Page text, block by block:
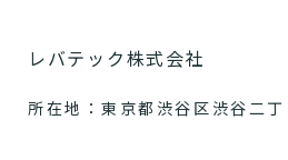
レバテック株式会社
所在地：東京都渋谷区渋谷二